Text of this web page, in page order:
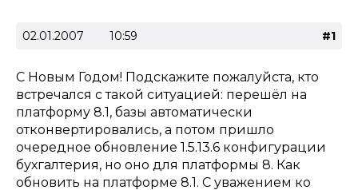
02.01.2007 10:59 #1
С Новым Годом! Подскажите пожалуйста, кто
встречался с такой ситуацией: перешёл на
платформу 8.1, базы автоматически
отконвертировались, а потом пришло
очередное обновление 1.5.13.6 конфигурации
бухгалтерия, но оно для платформы 8. Как
обновить на платформе 8.1. С уважением ко